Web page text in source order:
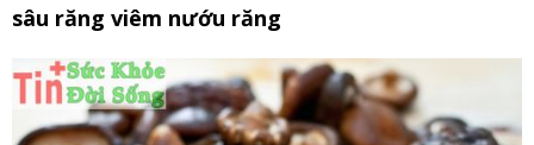
sâu răng viêm nướu răng